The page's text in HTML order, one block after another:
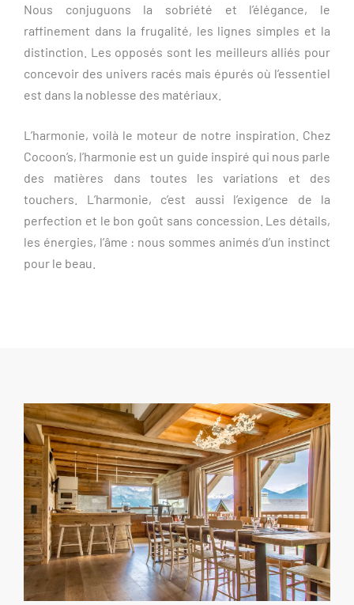
Nous conjuguons la sobriété et l’élégance, le
raffinement dans la frugalité, les lignes simples et la
distinction. Les opposés sont les meilleurs alliés pour
concevoir des univers racés mais épurés où l’essentiel
est dans la noblesse des matériaux.
L’harmonie, voilà le moteur de notre inspiration. Chez
Cocoon’s, l’harmonie est un guide inspiré qui nous parle
des matières dans toutes les variations et des
touchers. L’harmonie, c’est aussi l’exigence de la
perfection et le bon goût sans concession. Les détails,
les énergies, l’âme : nous sommes animés d’un instinct
pour le beau.